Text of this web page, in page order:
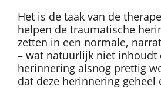
Het is de taak van de
helpen de traumatische
zetten in een normale,
– wat natuurlijk niet inhoudt
herinnering alsnog prettig
dat deze herinnering geheel